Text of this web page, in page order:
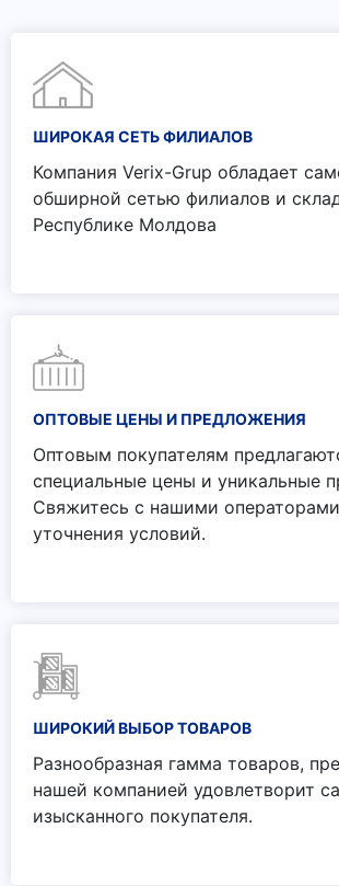
ШИРОКАЯ СЕТЬ ФИЛИАЛОВ
Компания Verix-Grup обладает
обширной сетью филиалов и
Республике Молдова
ОПТОВЫЕ ЦЕНЫ И ПРЕДЛОЖЕНИЯ
Оптовым покупателям
специальные цены и уникальные
Свяжитесь с нашими
уточнения условий.
ШИРОКИЙ ВЫБОР ТОВАРОВ
Разнообразная гамма товаров,
нашей компанией удовлетворит
изысканного покупателя.